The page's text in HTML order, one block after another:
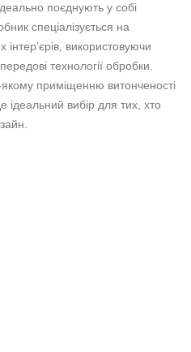
поєднують у собі
спеціалізується на
використовуючи
технології обробки.
приміщенню витонченості
ідеальний вибір для тих, хто